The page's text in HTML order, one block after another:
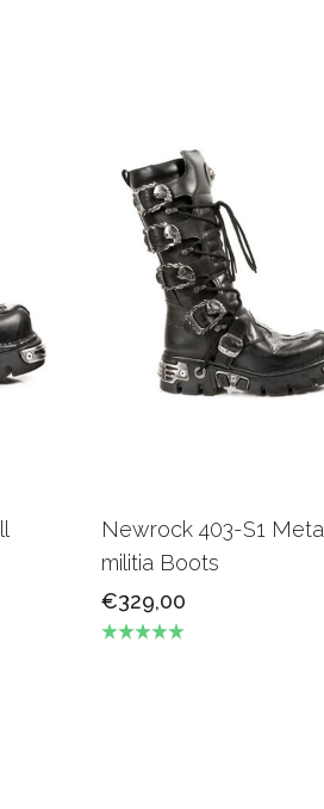
Newrock 403-S1 Metal
militia Boots
€329,00